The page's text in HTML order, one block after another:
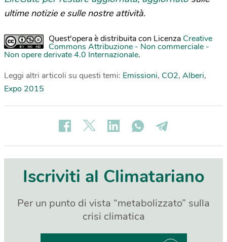
ultime notizie e sulle nostre attività.
Quest'opera è distribuita con Licenza Creative
Commons Attribuzione - Non commerciale -
Non opere derivate 4.0 Internazionale.
Leggi altri articoli su questi temi: Emissioni, CO2, Alberi,
Expo 2015
Iscriviti al Climatariano
Per un punto di vista “metabolizzato” sulla
crisi climatica